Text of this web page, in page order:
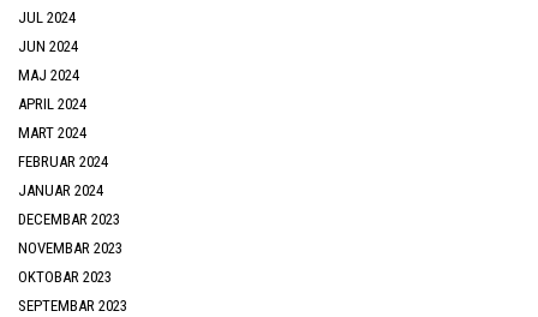
JUL 2024
JUN 2024
MAJ 2024
APRIL 2024
MART 2024
FEBRUAR 2024
JANUAR 2024
DECEMBAR 2023
NOVEMBAR 2023
OKTOBAR 2023
SEPTEMBAR 2023